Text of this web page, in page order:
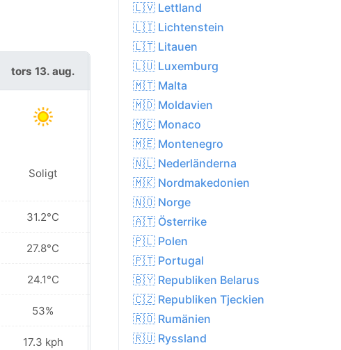
tors 13. aug.
Soligt
31.2°C
27.8°C
24.1°C
53%
17.3 kph
fre 14. aug.
31.7°C
28.8°C
25.5°C
52%
14.8 kph
🇱🇻 Lettland
🇱🇮 Lichtenstein
🇱🇹 Litauen
🇱🇺 Luxemburg
🇲🇹 Malta
🇲🇩 Moldavien
🇲🇨 Monaco
🇲🇪 Montenegro
🇳🇱 Nederländerna
🇲🇰 Nordmakedonien
🇳🇴 Norge
🇦🇹 Österrike
🇵🇱 Polen
🇵🇹 Portugal
🇧🇾 Republiken Belarus
🇨🇿 Republiken Tjeckien
🇷🇴 Rumänien
🇷🇺 Ryssland